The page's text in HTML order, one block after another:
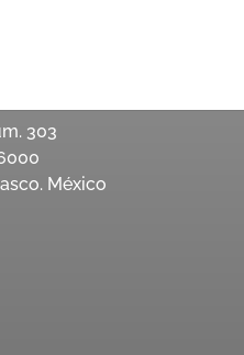
303
México